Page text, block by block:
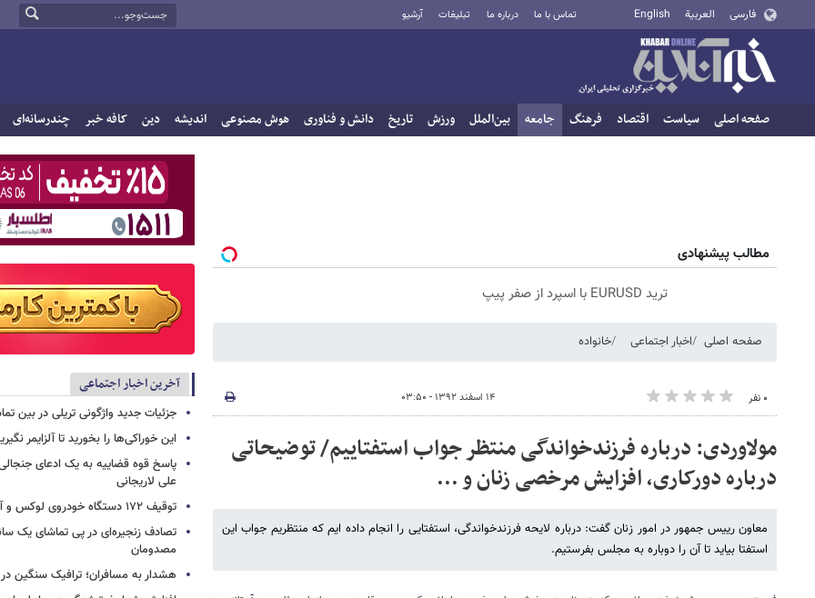
فارسی العربية English تماس با ما درباره ما تبلیغات آرشیو
صفحه اصلی سیاست اقتصاد فرهنگ جامعه بین‌الملل ورزش تاریخ دانش و فناوری هوش مصنوعی اندیشه دین کافه خبر چندرسانه‌ای
مطالب پیشنهادی
ترید EURUSD با اسپرد از صفر پیپ
صفحه اصلی اخبار اجتماعی خانواده
۰ نفر ۱۴ اسفند ۱۳۹۲ - ۰۳:۵۰
مولاوردی: درباره فرزندخواندگی منتظر جواب استفتاییم/ توضیحاتی
درباره دورکاری، افزایش مرخصی زنان و ...
معاون رییس جمهور در امور زنان گفت: درباره لایحه فرزندخواندگی، استفتایی را انجام داده ایم که منتظریم جواب این
استفتا بیاید تا آن را دوباره به مجلس بفرستیم.
آخرین اخبار اجتماعی
جزئیات جدید واژگونی تریلی در بین
این خوراکی‌ها را بخورید تا آلزایمر
پاسخ قوه قضاییه به یک ادعای
علی لاریجانی
توقیف ۱۷۲ دستگاه خودروی لوکس و آپارتمان
تصادف زنجیره‌ای در پی تماشای یک
مصدومان
هشدار به مسافران؛ ترافیک سنگین